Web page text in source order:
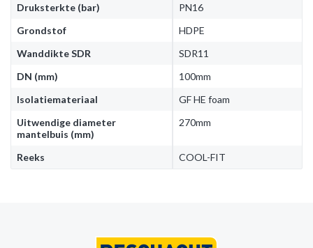
Druksterkte (bar)
PN16
Grondstof
HDPE
Wanddikte SDR
SDR11
DN (mm)
100mm
Isolatiemateriaal
GF HE foam
Uitwendige diameter
mantelbuis (mm)
270mm
Reeks COOL-FIT